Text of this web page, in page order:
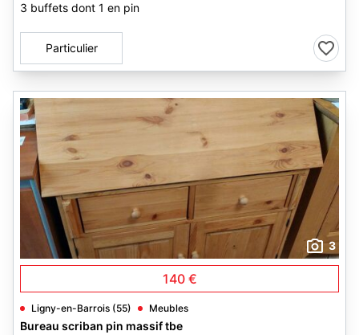
3 buffets dont 1 en pin
Particulier
3
140 €
Ligny-en-Barrois (55) Meubles
Bureau scriban pin massif tbe